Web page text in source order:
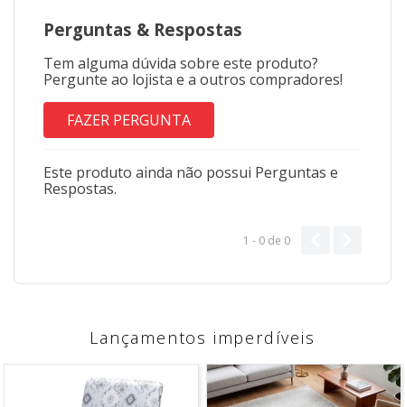
Perguntas & Respostas
Tem alguma dúvida sobre este produto?
Pergunte ao lojista e a outros compradores!
FAZER PERGUNTA
Este produto ainda não possui Perguntas e
Respostas.
1 - 0 de 0
Lançamentos imperdíveis